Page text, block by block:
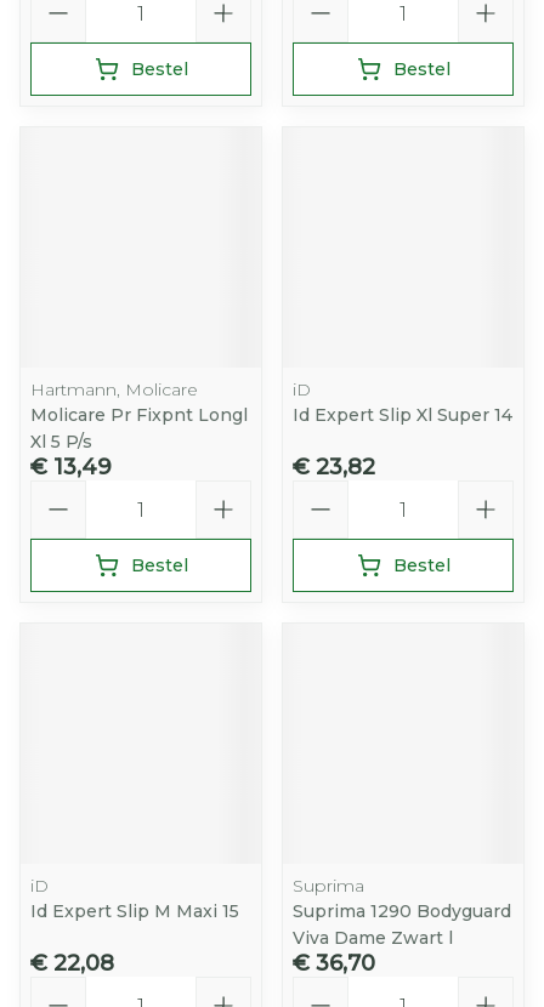
Bestel Bestel
Hartmann, Molicare
Molicare Pr Fixpnt Longl
Xl 5 P/s
€ 13,49
Bestel
iD
Id Expert Slip Xl Super 14
€ 23,82
Bestel
iD
Id Expert Slip M Maxi 15
€ 22,08
Suprima
Suprima 1290 Bodyguard
Viva Dame Zwart l
€ 36,70